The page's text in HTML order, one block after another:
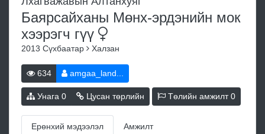
Баярсайханы Мөнх-эрдэнийн мок
хээрэгч гүү
2013 Сүхбаатар Халзан
634 amgaa_land...
Унага 0 Цусан төрлийн Төлийн амжилт0
Ерөнхий мэдээлэл Амжилт